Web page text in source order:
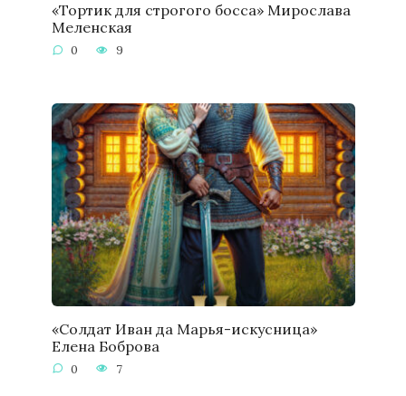
«Тортик для строгого босса» Мирослава
Меленская
0 9
«Солдат Иван да Марья-искусница»
Елена Боброва
0 7